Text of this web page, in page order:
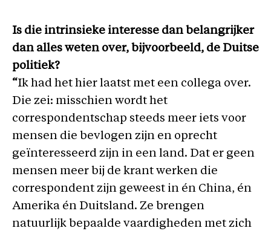
Is die intrinsieke interesse dan belangrijker
dan alles weten over, bijvoorbeeld, de Duitse
politiek?
“Ik had het hier laatst met een collega over.
Die zei: misschien wordt het
correspondentschap steeds meer iets voor
mensen die bevlogen zijn en oprecht
geïnteresseerd zijn in een land. Dat er geen
mensen meer bij de krant werken die
correspondent zijn geweest in én China, én
Amerika én Duitsland. Ze brengen
natuurlijk bepaalde vaardigheden met zich